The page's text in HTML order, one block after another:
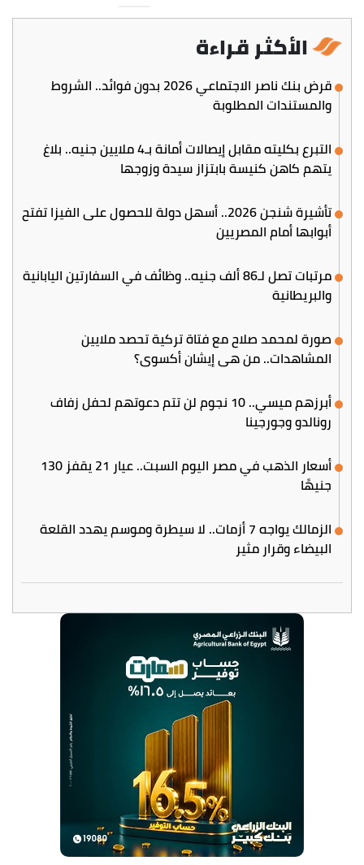
الأكثر قراءة
قرض بنك ناصر الاجتماعي 2026 بدون فوائد.. الشروط
والمستندات المطلوبة
التبرع بكليته مقابل إيصالات أمانة بـ4 ملايين جنيه.. بلاغ
يتهم كاهن كنيسة بابتزاز سيدة وزوجها
تأشيرة شنجن 2026.. أسهل دولة للحصول على الفيزا تفتح
أبوابها أمام المصريين
مرتبات تصل لـ86 ألف جنيه.. وظائف في السفارتين اليابانية
والبريطانية
صورة لمحمد صلاح مع فتاة تركية تحصد ملايين
المشاهدات.. من هي إيشان أكسوي؟
أبرزهم ميسي.. 10 نجوم لن تتم دعوتهم لحفل زفاف
رونالدو وجورجينا
أسعار الذهب في مصر اليوم السبت.. عيار 21 يقفز 130
جنيهًا
الزمالك يواجه 7 أزمات.. لا سيطرة وموسم يهدد القلعة
البيضاء وقرار مثير